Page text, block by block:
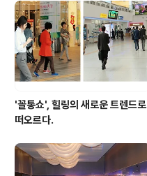
'꼴통쇼', 힐링의 새로운 트렌드로
떠오르다.